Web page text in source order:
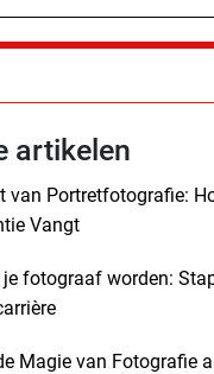
artikelen
van Portretfotografie:
Vangt
je fotograaf worden:
Magie van Fotografie